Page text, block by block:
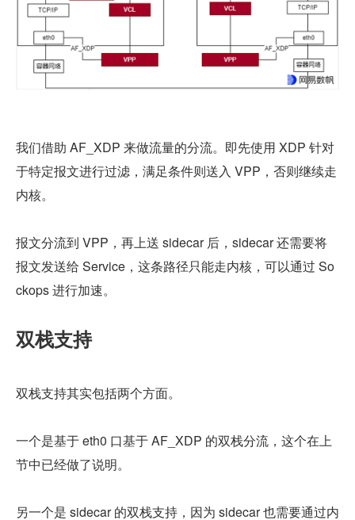
我们借助 AF_XDP 来做流量的分流。即先使用 XDP 针对
于特定报文进行过滤，满足条件则送入 VPP，否则继续走
内核。
报文分流到 VPP，再上送 sidecar 后，sidecar 还需要将
报文发送给 Service，这条路径只能走内核，可以通过 So
ckops 进行加速。
双栈支持
双栈支持其实包括两个方面。
一个是基于 eth0 口基于 AF_XDP 的双栈分流，这个在上
节中已经做了说明。
另一个是 sidecar 的双栈支持，因为 sidecar 也需要通过内